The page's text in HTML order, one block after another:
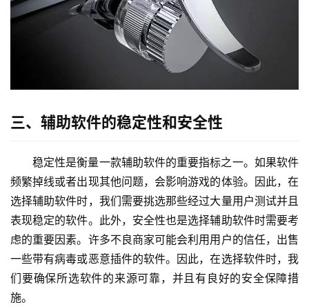
三、辅助软件的稳定性和安全性
稳定性是衡量一款辅助软件的重要指标之一。如果软件
频繁掉线或者出现其他问题，会影响游戏的体验。因此，在
选择辅助软件时，我们需要挑选那些经过大量用户测试并且
表现稳定的软件。此外，安全性也是选择辅助软件时需要考
虑的重要因素。许多不良商家可能会利用用户的信任，出售
一些带有病毒或恶意插件的软件。因此，在选择软件时，我
们要确保所选软件的来源可靠，并且有良好的安全保障措
施。